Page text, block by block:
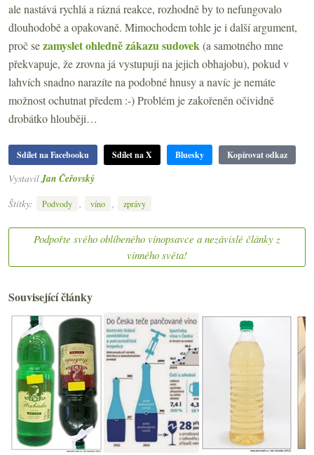
ale nastává rychlá a rázná reakce, rozhodně by to nefungovalo
dlouhodobě a opakovaně. Mimochodem tohle je i další argument,
proč sezamyslet ohledně zákazu sudovek(a samotného mne
překvapuje, že zrovna já vystupuji na jejich obhajobu), pokud v
lahvích snadno narazíte na podobné hnusy a navíc je nemáte
možnost ochutnat předem :-) Problém je zakořeněn očividně
drobátko hlouběji…
Sdílet na Facebooku Sdílet na X Bluesky Kopírovat odkaz
Vystavil Jan Čeřovský
Štítky:
Podvody , víno , zprávy
Podpořte svého oblíbeného vínopsavce a nezávislé články z
vinného světa!
Související články